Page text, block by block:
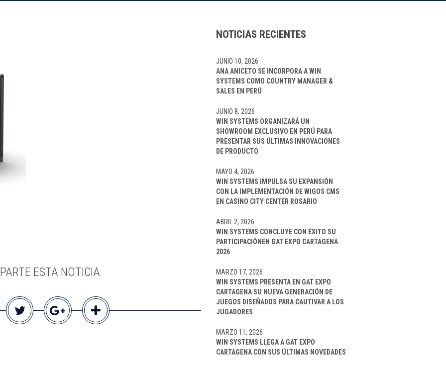
ESTA NOTICIA
NOTICIAS RECIENTES
ANA ANICETO SE INCORPORA A WIN
SYSTEMS COMO COUNTRY MANAGER &
SALES EN PERÚ
JUNIO 10, 2026
WIN SYSTEMS ORGANIZARÁ UN
SHOWROOM EXCLUSIVO EN PERÚ PARA
PRESENTAR SUS ÚLTIMAS INNOVACIONES
DE PRODUCTO
JUNIO 8, 2026
WIN SYSTEMS IMPULSA SU EXPANSIÓN
CON LA IMPLEMENTACIÓN DE WIGOS CMS
EN CASINO CITY CENTER ROSARIO
MAYO 4, 2026
WIN SYSTEMS CONCLUYE CON ÉXITO SU
PARTICIPACIÓNEN GAT EXPO CARTAGENA
2026
ABRIL 2, 2026
WIN SYSTEMS PRESENTA EN GAT EXPO
CARTAGENA SU NUEVA GENERACIÓN DE
JUEGOS DISEÑADOS PARA CAUTIVAR A LOS
JUGADORES
MARZO 17, 2026
WIN SYSTEMS LLEGA A GAT EXPO
CARTAGENA CON SUS ÚLTIMAS NOVEDADES
MARZO 11, 2026